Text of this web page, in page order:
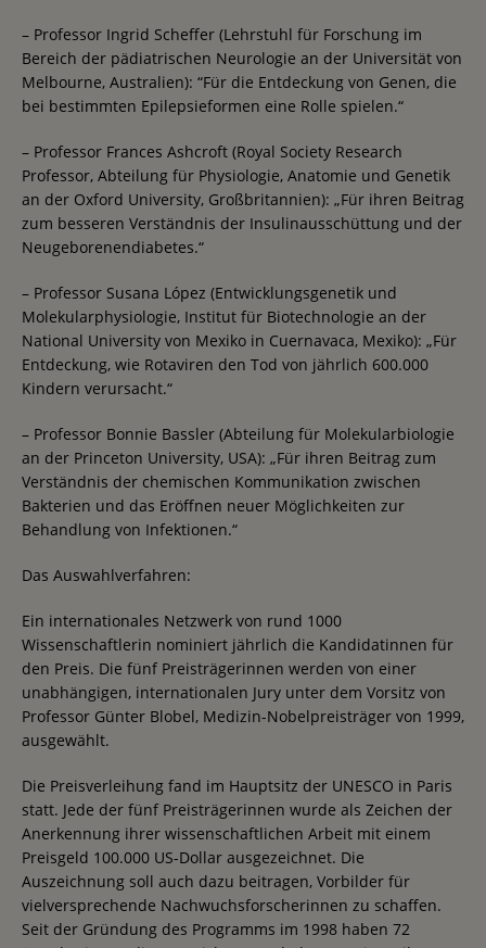
– Professor Ingrid Scheffer (Lehrstuhl für Forschung im
Bereich der pädiatrischen Neurologie an der Universität von
Melbourne, Australien): “Für die Entdeckung von Genen, die
bei bestimmten Epilepsieformen eine Rolle spielen.“
– Professor Frances Ashcroft (Royal Society Research
Professor, Abteilung für Physiologie, Anatomie und Genetik
an der Oxford University, Großbritannien): „Für ihren Beitrag
zum besseren Verständnis der Insulinausschüttung und der
Neugeborenendiabetes.“
– Professor Susana López (Entwicklungsgenetik und
Molekularphysiologie, Institut für Biotechnologie an der
National University von Mexiko in Cuernavaca, Mexiko): „Für
Entdeckung, wie Rotaviren den Tod von jährlich 600.000
Kindern verursacht.“
– Professor Bonnie Bassler (Abteilung für Molekularbiologie
an der Princeton University, USA): „Für ihren Beitrag zum
Verständnis der chemischen Kommunikation zwischen
Bakterien und das Eröffnen neuer Möglichkeiten zur
Behandlung von Infektionen.“
Das Auswahlverfahren:
Ein internationales Netzwerk von rund 1000
Wissenschaftlerin nominiert jährlich die Kandidatinnen für
den Preis. Die fünf Preisträgerinnen werden von einer
unabhängigen, internationalen Jury unter dem Vorsitz von
Professor Günter Blobel, Medizin-Nobelpreisträger von 1999,
ausgewählt.
Die Preisverleihung fand im Hauptsitz der UNESCO in Paris
statt. Jede der fünf Preisträgerinnen wurde als Zeichen der
Anerkennung ihrer wissenschaftlichen Arbeit mit einem
Preisgeld 100.000 US-Dollar ausgezeichnet. Die
Auszeichnung soll auch dazu beitragen, Vorbilder für
vielversprechende Nachwuchsforscherinnen zu schaffen.
Seit der Gründung des Programms im 1998 haben 72